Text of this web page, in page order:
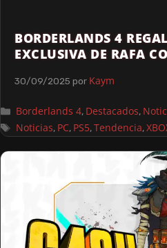
BORDERLANDS 4
EXCLUSIVA DE RAFA
30/09/2025 por Kaym
Borderlands 4, Destacados,
Noticias, PC, PS5,Tendencia,